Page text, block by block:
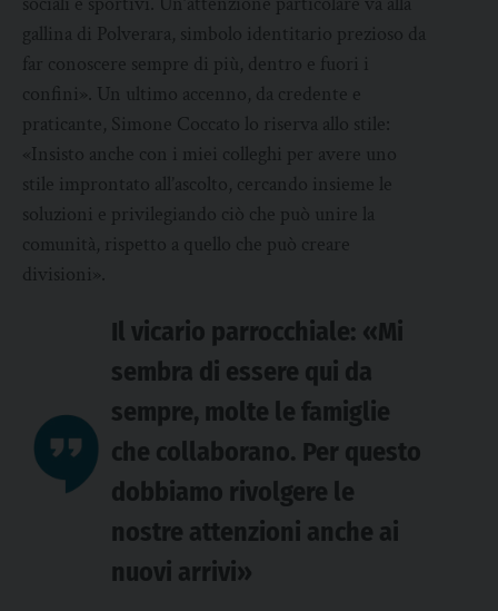
gallina di Polverara, simbolo identitario prezioso da
far conoscere sempre di più, dentro e fuori i
confini». Un ultimo accenno, da credente e
praticante, Simone Coccato lo riserva allo stile:
«Insisto anche con i miei colleghi per avere uno
stile improntato all’ascolto, cercando insieme le
soluzioni e privilegiando ciò che può unire la
comunità, rispetto a quello che può creare
divisioni».
Il vicario parrocchiale: «Mi
sembra di essere qui da
sempre, molte le famiglie
che collaborano. Per questo
dobbiamo rivolgere le
nostre attenzioni anche ai
nuovi arrivi»